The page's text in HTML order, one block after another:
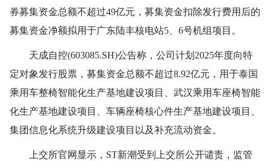
券募集资金总额不超过49亿元，募集资金扣除发行费用后的
募集资金净额拟用于广东陆丰核电站5、6号机组项目。
天成自控(603085.SH)公告称，公司计划2025年度向特
定对象发行股票，募集资金总额不超过8.92亿元，用于泰国
乘用车整椅智能化生产基地建设项目、武汉乘用车座椅智能
化生产基地建设项目、车辆座椅核心件生产基地建设项目、
集团信息化系统升级建设项目以及补充流动资金。
上交所官网显示，ST新潮受到上交所公开谴责，监管